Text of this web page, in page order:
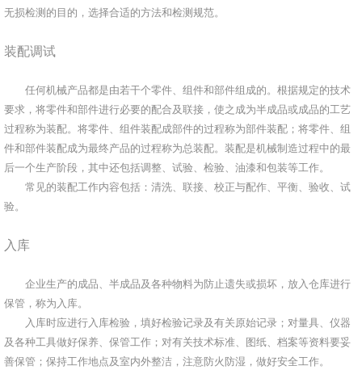
无损检测的目的，选择合适的方法和检测规范。
装配调试
任何机械产品都是由若干个零件、组件和部件组成的。根据规定的技术
要求，将零件和部件进行必要的配合及联接，使之成为半成品或成品的工艺
过程称为装配。将零件、组件装配成部件的过程称为部件装配；将零件、组
件和部件装配成为最终产品的过程称为总装配。装配是机械制造过程中的最
后一个生产阶段，其中还包括调整、试验、检验、油漆和包装等工作。
常见的装配工作内容包括：清洗、联接、校正与配作、平衡、验收、试
验。
入库
企业生产的成品、半成品及各种物料为防止遗失或损坏，放入仓库进行
保管，称为入库。
入库时应进行入库检验，填好检验记录及有关原始记录；对量具、仪器
及各种工具做好保养、保管工作；对有关技术标准、图纸、档案等资料要妥
善保管；保持工作地点及室内外整洁，注意防火防湿，做好安全工作。